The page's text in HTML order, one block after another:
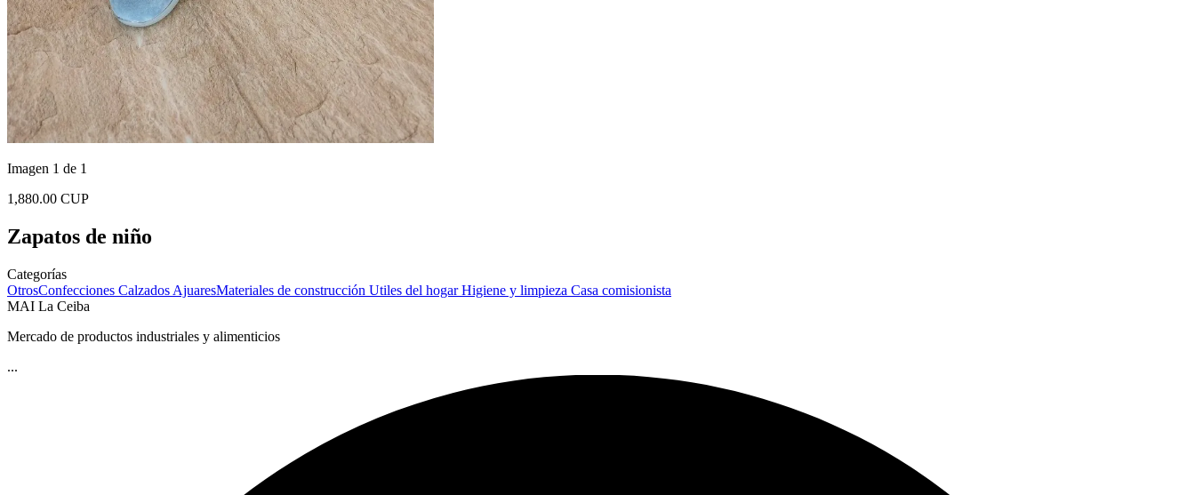
Imagen 1 de 1
1,880.00 CUP
Zapatos de niño
Categorías
OtrosConfecciones Calzados AjuaresMateriales de construcción Utiles del hogarHigiene y limpieza Casa comisionista
MAI La Ceiba
Mercado de productos industriales y alimenticios
...